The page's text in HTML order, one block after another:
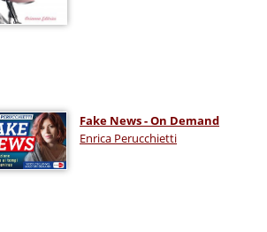
Fake News - On Demand
Enrica Perucchietti